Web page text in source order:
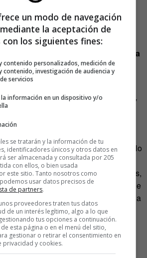
le pasaba. Decía que yo no había
el hotel Costorphine en el sur de la
la clienta estaba furiosa (!!!).
¿Con quién me había ido yo a la
cama?
deGuys4Hire, no se tragó la historia y
el vaso y pidió el divorcio.
libra esterlina por mis servicios. No
uno solo de los billetes de aquella
me miraba desde cada uno de ellos,
Pero mentiría si dijera que no fue
y que no recuerdo a esa pelirroja
Soy un romántico, ¿qué le voy a
hacer?
un modo de navegación
la aceptación de
con los siguientes fines:
contenido personalizados, medición de
contenido, investigación de audiencia y
servicios
información en un dispositivo y/o
se tratarán y la información de tu
identificadores únicos y otros datos en
ser almacenada y consultada por 205
con ellos, o bien usada
este sitio. Tanto nosotros como
usar datos precisos de
de partners.
proveedores traten tus datos
de un interés legítimo, algo a lo que
tus opciones a continuación.
esta página o en el menú del sitio,
gestionar o retirar el consentimiento en
privacidad y cookies.